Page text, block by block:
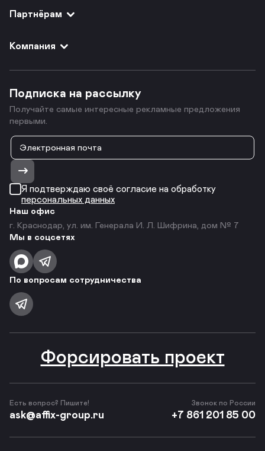
Партнёрам
Компания
Подписка на рассылку
Получайте самые интересные рекламные предложения
первыми.
Я подтверждаю своё согласие на обработку
персональных данных
Наш офис
г. Краснодар, ул. им. Генерала И. Л. Шифрина, дом № 7
Мы в соцсетях
По вопросам сотрудничества
Есть вопрос? Пишите!
ask@affix-group.ru
Форсировать проект
Звонок по России
+7 861 201 85 00